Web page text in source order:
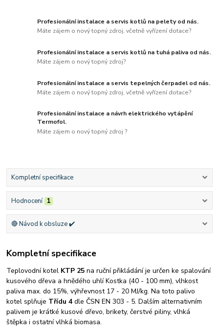
Profesionální instalace a servis kotlů na pelety od nás.
Máte zájem o nový topný zdroj, včetně vyřízení dotace?
Profesionální instalace a servis kotlů na tuhá paliva od nás.
Máte zájem o nový topný zdroj?
Profesionální instalace a servis tepelných čerpadel od nás.
Máte zájem o nový topný zdroj, včetně vyřízení dotace?
Profesionální instalace a návrh elektrického vytápění
Termofol.
Máte zájem o nový topný zdroj ?
Kompletní specifikace
Hodnocení 1
🔴 Návod k obsluze ✔️
Kompletní specifikace
Teplovodní kotel KTP 25 na ruční přikládání je určen ke spalování
kusového dřeva a hnědého uhlí Kostka (40 - 100 mm), vlhkost
paliva max. do 15%, výhřevnost 17 - 20 MJ/kg. Na toto palivo
kotel splňuje Třídu 4 dle ČSN EN 303 - 5. Dalším alternativním
palivem je krátké kusové dřevo, brikety, čerstvé piliny, vlhká
štěpka i ostatní vlhká biomasa.